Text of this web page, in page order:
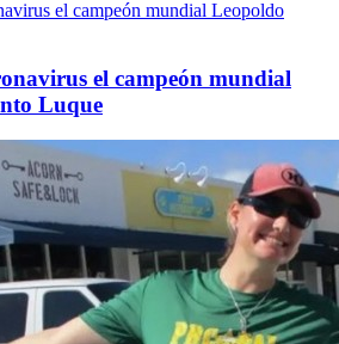
el campeón mundial
Luque